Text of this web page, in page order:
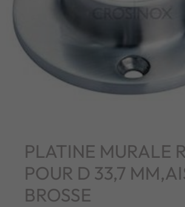
PLATINE MURALE
POUR D 33,7
BROSSE